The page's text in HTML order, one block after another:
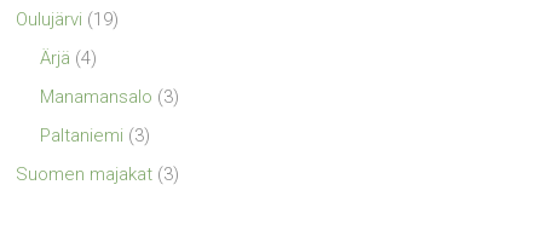
Oulujärvi (19)
Ärjä (4)
Manamansalo (3)
Paltaniemi (3)
Suomen majakat (3)